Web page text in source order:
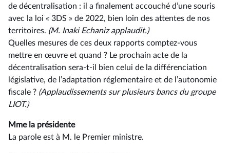
de décentralisation : il a finalement accouché d’une souris
avec la loi « 3DS » de 2022, bien loin des attentes de nos
territoires. (M. Inaki Echaniz applaudit.)
Quelles mesures de ces deux rapports comptez-vous
mettre en œuvre et quand ? Le prochain acte de la
décentralisation sera-t-il bien celui de la différenciation
législative, de l’adaptation réglementaire et de l’autonomie
fiscale ? (Applaudissements sur plusieurs bancs du groupe
LIOT.)
Mme la présidente
La parole est à M. le Premier ministre.